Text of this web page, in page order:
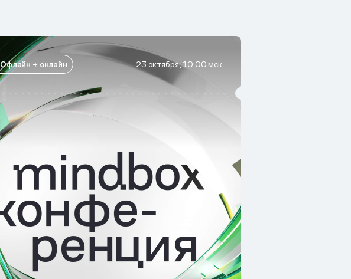
Офлайн + онлайн 23 октября, 10:00 мск